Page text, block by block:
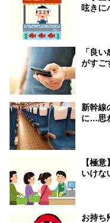
呟きに
「良
がすご
新幹線
に…思
【極
いけな
お持ち